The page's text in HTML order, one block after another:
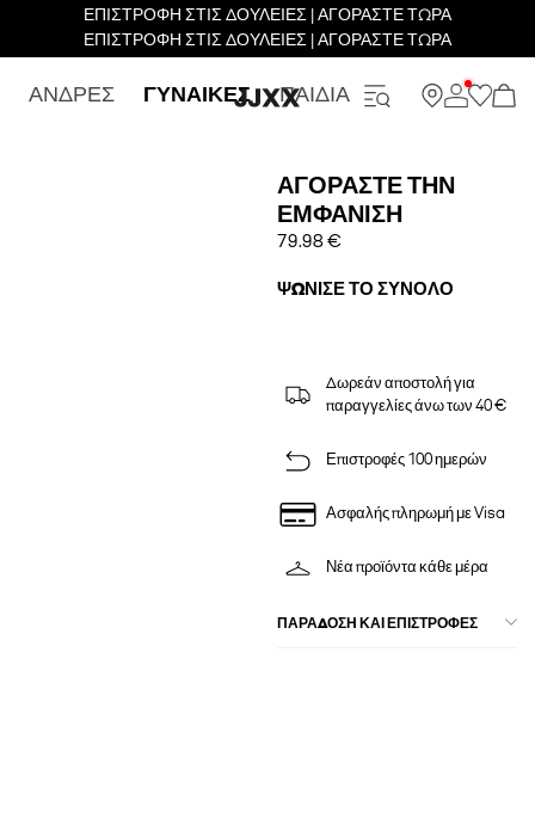
ΕΠΙΣΤΡΟΦΗ ΣΤΙΣ ΔΟΥΛΕΙΕΣ | ΑΓΟΡΑΣΤΕ ΤΩΡΑ
ΕΠΙΣΤΡΟΦΗ ΣΤΙΣ ΔΟΥΛΕΙΕΣ | ΑΓΟΡΑΣΤΕ ΤΩΡΑ
ΑΝΔΡΕΣ ΓΥΝΑΙΚΕΣ ΠΑΙΔΙΑ
ΑΓΟΡΆΣΤΕ ΤΗΝ
ΕΜΦΆΝΙΣΗ
79.98 €
ΨΏΝΙΣΕ ΤΟ ΣΎΝΟΛΟ
Δωρεάν αποστολή για
παραγγελίες άνω των 40 €
Επιστροφές 100 ημερών
Ασφαλής πληρωμή με Visa
Νέα προϊόντα κάθε μέρα
ΠΑΡΑΔΟΣΗ ΚΑΙ ΕΠΙΣΤΡΟΦΕΣ